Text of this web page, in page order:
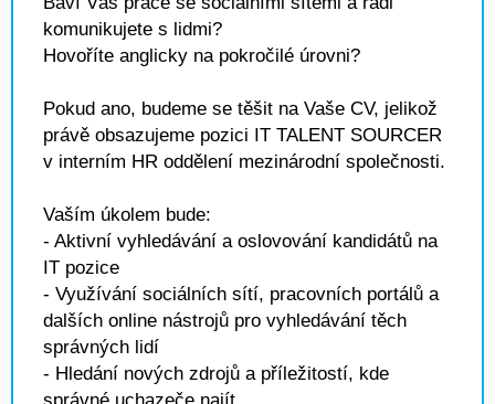
komunikujete s lidmi?
Hovoříte anglicky na pokročilé úrovni?
Pokud ano, budeme se těšit na Vaše CV, jelikož
právě obsazujeme pozici IT TALENT SOURCER
v interním HR oddělení mezinárodní společnosti.
Vaším úkolem bude:
- Aktivní vyhledávání a oslovování kandidátů na
IT pozice
- Využívání sociálních sítí, pracovních portálů a
dalších online nástrojů pro vyhledávání těch
správných lidí
- Hledání nových zdrojů a příležitostí, kde